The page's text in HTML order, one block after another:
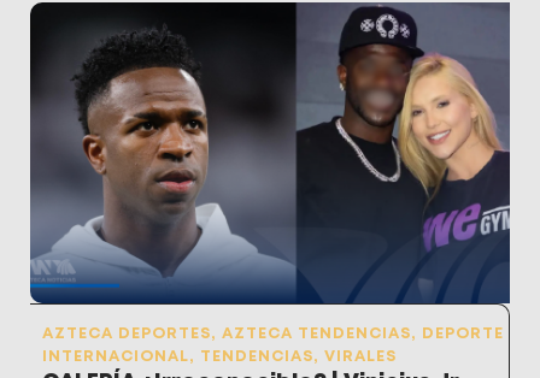
AZTECA DEPORTES, AZTECA TENDENCIAS,
DEPORTE
INTERNACIONAL, TENDENCIAS, VIRALES